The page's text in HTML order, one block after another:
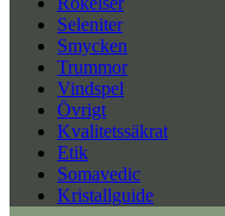
Seleniter
Smycken
Trummor
Vindspel
Övrigt
Kvalitetssäkrat
Etik
Somavedic
Kristallguide